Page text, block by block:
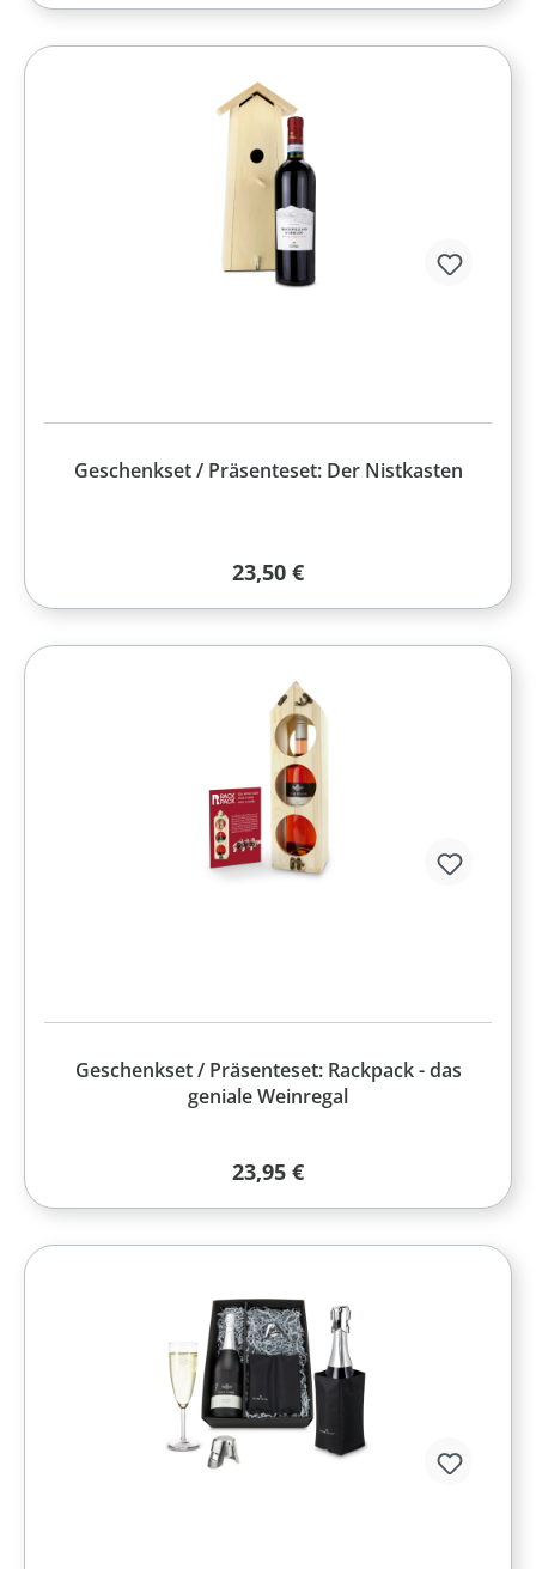
Geschenkset / Präsenteset: Der Nistkasten
Regulärer Preis:
23,50 €
Geschenkset / Präsenteset: Rackpack - das
geniale Weinregal
Regulärer Preis:
23,95 €